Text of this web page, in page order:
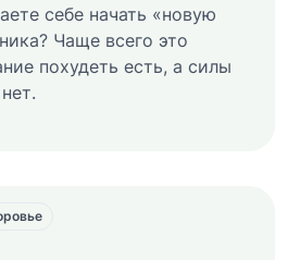
себе начать «новую
Чаще всего это
похудеть есть, а силы